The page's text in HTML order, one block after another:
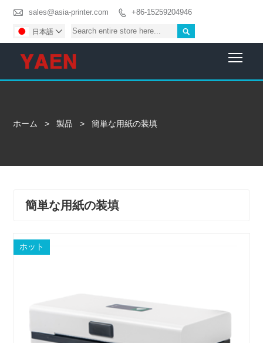
 sales@asia-printer.com  +86-15259204946

日本語 
ホーム > 製品 > 簡単な用紙の装填
簡単な用紙の装填
ホット